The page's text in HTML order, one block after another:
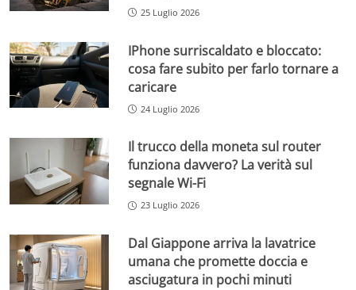
25 Luglio 2026
IPhone surriscaldato e bloccato:
cosa fare subito per farlo tornare a
caricare
24 Luglio 2026
Il trucco della moneta sul router
funziona davvero? La verità sul
segnale Wi-Fi
23 Luglio 2026
Dal Giappone arriva la lavatrice
umana che promette doccia e
asciugatura in pochi minuti